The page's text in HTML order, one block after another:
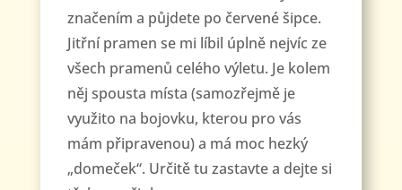
značením a půjdete po červené šipce.
Jitřní pramen se mi líbil úplně nejvíc ze
všech pramenů celého výletu. Je kolem
něj spousta místa (samozřejmě je
využito na bojovku, kterou pro vás
mám připravenou) a má moc hezký
„domeček“. Určitě tu zastavte a dejte si